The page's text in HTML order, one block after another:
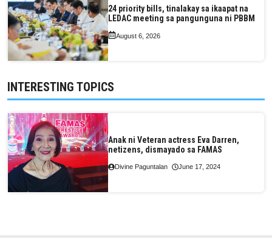
24 priority bills, tinalakay sa ikaapat na
LEDAC meeting sa pangunguna ni PBBM
August 6, 2026
INTERESTING TOPICS
Anak ni Veteran actress Eva Darren,
netizens, dismayado sa FAMAS
Divine Paguntalan June 17, 2024